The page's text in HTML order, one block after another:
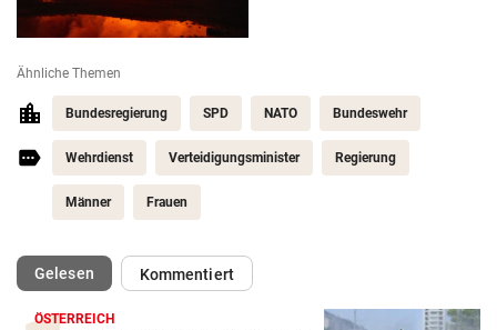
Ähnliche Themen
Bundesregierung SPD NATO Bundeswehr
Wehrdienst Verteidigungsminister Regierung
Männer Frauen
Gelesen(ausgewählt)Kommentiert
ÖSTERREICH